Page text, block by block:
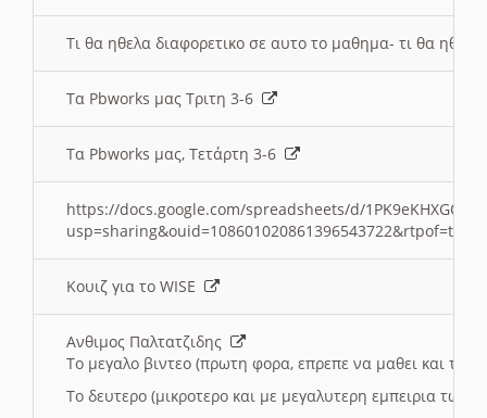
Τι θα ηθελα διαφορετικο σε αυτο το μαθημα- τι θα
Τα Pbworks μας Τριτη 3-6
Τα Pbworks μας, Τετάρτη 3-6
https://docs.google.com/spreadsheets/d/
Κουιζ για το WISE
Ανθιμος Παλτατζιδης
Το μεγαλο βιντεο (πρωτη φορα, επρεπε να μαθει και το
Το δευτερο (μικροτερο και με μεγαλυτερη εμπειρια